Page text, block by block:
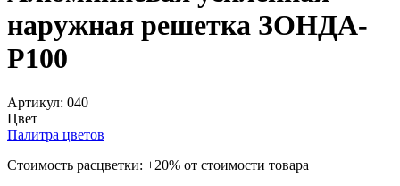
наружная решетка ЗОНДА-
Р100
Артикул: 040
Цвет
Палитра цветов
Стоимость расцветки: +20% от стоимости товара